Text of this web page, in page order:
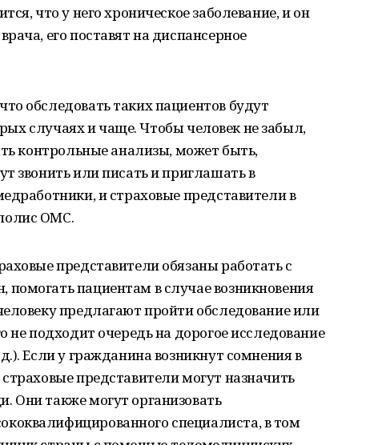
что у него хроническое заболевание, и он
его поставят на диспансерное
обследовать таких пациентов будут
случаях и чаще. Чтобы человек не забыл,
контрольные анализы, может быть,
звонить или писать и приглашать в
и страховые представители в
ОМС.
представители обязаны работать с
пациентам в случае возникновения
предлагают пройти обследование или
не подходит очередь на дорогое исследование
Если у гражданина возникнут сомнения в
представители могут назначить
Они также могут организовать
специалиста, в том